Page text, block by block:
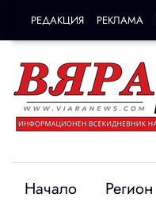
РЕДАКЦИЯ РЕКЛАМА
Начало Регион